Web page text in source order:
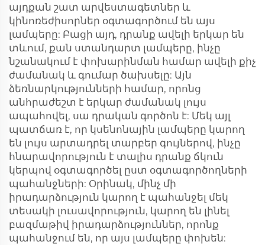
այդքան շատ արվեստագետներ և
կինոռեժիսորներ օգտագործում են այս
լամպերը: Բացի այդ, դրանք ավելի երկար են
տևում, քան ստանդարտ լամպերը, ինչը
նշանակում է փոխարինման համար ավելի քիչ
ժամանակ և գումար ծախսելը: Այն
ձեռնարկությունների համար, որոնց
անհրաժեշտ է երկար ժամանակ լույս
ապահովել, սա դրական գործոն է: Մեկ այլ
պատճառ է, որ կսենոնային լամպերը կարող
են լույս արտադրել տարբեր գույներով, ինչը
հնարավորություն է տալիս դրանք ճկուն
կերպով օգտագործել ըստ օգտագործողների
պահանջների: Օրինակ, մինչ մի
իրադարձություն կարող է պահանջել մեկ
տեսակի լուսավորություն, կարող են լինել
բազմաթիվ իրադարձություններ, որոնք
պահանջում են, որ այս լամպերը փոխեն: